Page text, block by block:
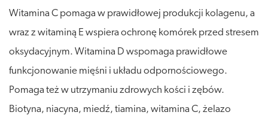
Witamina C pomaga w prawidłowej produkcji kolagenu, a
wraz z witaminą E wspiera ochronę komórek przed stresem
oksydacyjnym. Witamina D wspomaga prawidłowe
funkcjonowanie mięśni i układu odpornościowego.
Pomaga też w utrzymaniu zdrowych kości i zębów.
Biotyna, niacyna, miedź, tiamina, witamina C, żelazo